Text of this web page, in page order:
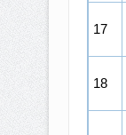
17
18